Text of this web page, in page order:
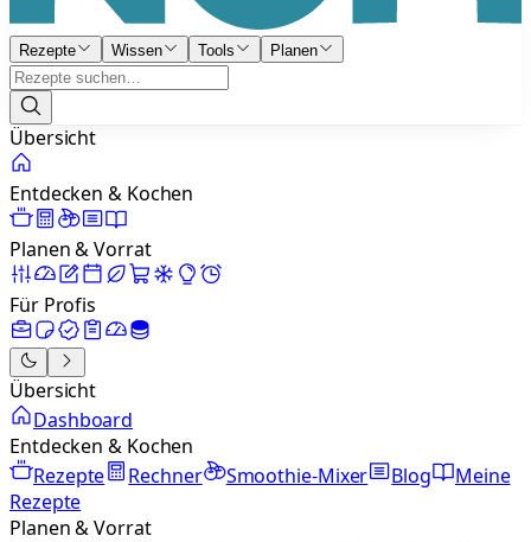
Rezepte Wissen Tools Planen
Übersicht
Entdecken & Kochen
Planen & Vorrat
Für Profis
Übersicht
Dashboard
Entdecken & Kochen
Rezepte
Rechner Smoothie-Mixer Blog
Meine
Rezepte
Planen & Vorrat